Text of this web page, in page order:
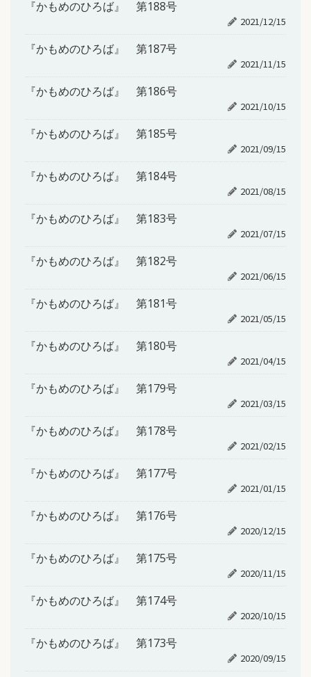
『かもめのひろば』 第188号
2021/12/15
『かもめのひろば』 第187号
2021/11/15
『かもめのひろば』 第186号
2021/10/15
『かもめのひろば』 第185号
2021/09/15
『かもめのひろば』 第184号
2021/08/15
『かもめのひろば』 第183号
2021/07/15
『かもめのひろば』 第182号
2021/06/15
『かもめのひろば』 第181号
2021/05/15
『かもめのひろば』 第180号
2021/04/15
『かもめのひろば』 第179号
2021/03/15
『かもめのひろば』 第178号
2021/02/15
『かもめのひろば』 第177号
2021/01/15
『かもめのひろば』 第176号
2020/12/15
『かもめのひろば』 第175号
2020/11/15
『かもめのひろば』 第174号
2020/10/15
『かもめのひろば』 第173号
2020/09/15